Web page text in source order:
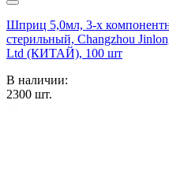
Шприц 5,0мл, 3-х
стерильный, Changzhou
Ltd (КИТАЙ), 100 шт
В наличии:
2300 шт.